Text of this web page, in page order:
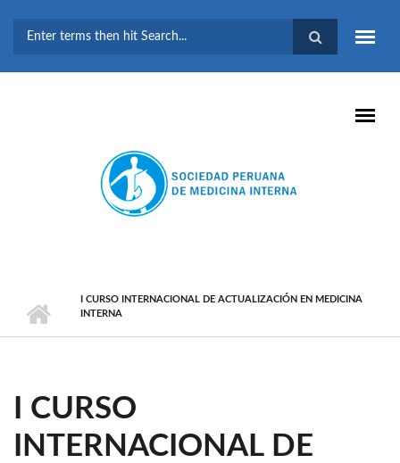
BÚSQUEDA
I CURSO INTERNACIONAL DE ACTUALIZACIÓN EN MEDICINA
INTERNA
I CURSO
INTERNACIONAL DE